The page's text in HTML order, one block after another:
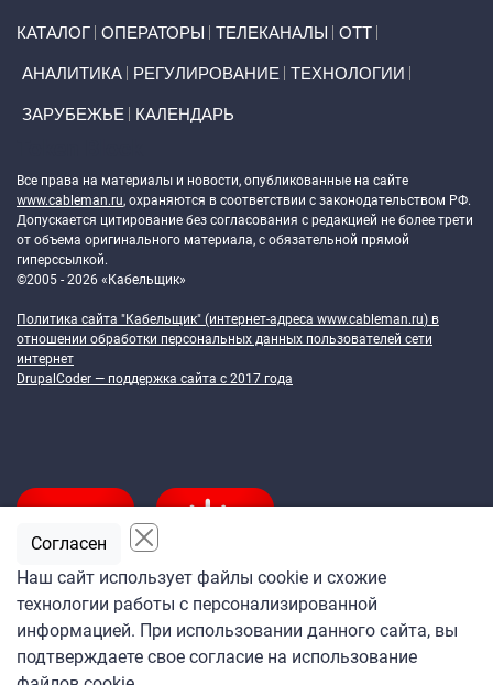
КАТАЛОГ ОПЕРАТОРЫ ТЕЛЕКАНАЛЫ ОТТ
АНАЛИТИКА РЕГУЛИРОВАНИЕ ТЕХНОЛОГИИ
ЗАРУБЕЖЬЕ КАЛЕНДАРЬ
Все права на материалы и новости, опубликованные на сайте
www.cableman.ru, охраняются в соответствии с законодательством РФ.
Допускается цитирование без согласования с редакцией не более трети
от объема оригинального материала, с обязательной прямой
гиперссылкой.
©2005 - 2026 «Кабельщик»
Политика сайта "Кабельщик" (интернет-адреса www.cableman.ru) в
отношении обработки персональных данных пользователей сети
интернет
DrupalCoder — поддержка сайта c 2017 года
Подпишитесь
на ежедневную рассылку
«Кабельщика»
Наш сайт использует файлы cookie и схожие
технологии работы с персонализированной
информацией. При использовании данного сайта, вы
подтверждаете свое согласие на использование
Согласен